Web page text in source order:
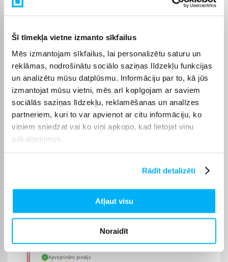
Šī tīmekļa vietne izmanto sīkfailus
Mēs izmantojam sīkfailus, lai personalizētu saturu un
reklāmas, nodrošinātu sociālo saziņas līdzekļu funkcijas
un analizētu mūsu datplūsmu. Informāciju par to, kā jūs
izmantojat mūsu vietni, mēs arī kopīgojam ar saviem
sociālās saziņas līdzekļu, reklamēšanas un analīzes
partneriem, kuri to var apvienot ar citu informāciju, ko
viņiem sniedzat vai ko viņi apkopo, kad lietojat viņu
pakalpojumus.
Rādīt detalizēti
Atļaut visu
Noraidīt
nosacījumus. Tas ļauj ērti iepirkties internetā, nesteidzīgi
vienādos maksājumos, tāpēc izvēlēto preci iespējams
iegādāties ērtāk, sadalot maksājumu vairākās daļās. Piegāde
ir pieejama visā Latvijā: piegāde uz pakomātiem maksā no 2,99
€, bet pasūtījumiem virs 499 € piegāde uz pakomātu ir bez
maksas; kurjera piegāde maksā no 3,99 €. Precīzs katras
preces piegādes termiņš vienmēr ir norādīts konkrētās preces
lapā.
Piemērotu preci no kategorijas Dekoratīvā kosmētika lūpām
Pircēju atsauksmes par precēm
Apstiprināts pircējs